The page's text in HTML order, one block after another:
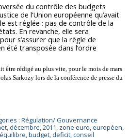
du contrôle des budgets
de l’Union européenne qu’avait
est réglée : pas de contrôle de la
En revanche, elle sera
s’assurer que la règle de
été transposée dans l’ordre
être rédigé au plus vite, pour le mois de mars
Sarkozy lors de la conférence de presse du
: Régulation/ Gouvernance
,décembre,2011, zone euro,européen,
équilibre,budget,deficit,conseil